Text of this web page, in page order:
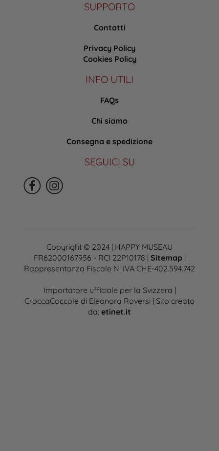
SUPPORTO
Contatti
Privacy Policy
Cookies Policy
INFO UTILI
FAQs
Chi siamo
Consegna e spedizione
SEGUICI SU
Copyright © 2024 | HAPPY MUSEAU
FR62000167956 - RCI 22P10178 | Sitemap|
Rappresentanza Fiscale N. IVA CHE-402.594.742
Importatore ufficiale per la Svizzera |
CroccaCoccole di Eleonora Roversi | Sito creato
da: etinet.it